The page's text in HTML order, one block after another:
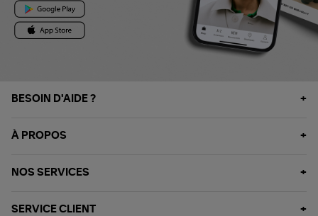
BESOIN D'AIDE ?
À PROPOS
NOS SERVICES
SERVICE CLIENT